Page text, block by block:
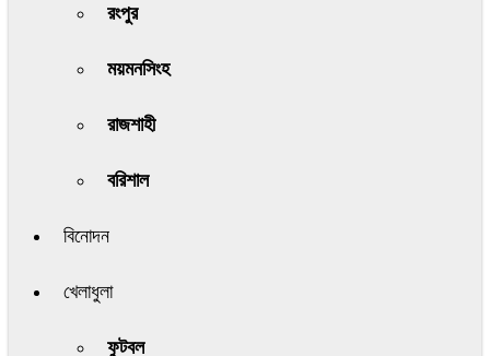
রংপুর
ময়মনসিংহ
রাজশাহী
বরিশাল
বিনোদন
খেলাধুলা
ফুটবল